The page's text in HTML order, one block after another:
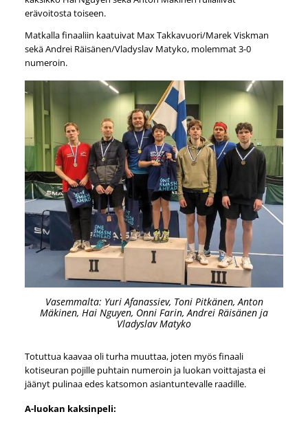
erävoitosta toiseen.
Matkalla finaaliin kaatuivat Max Takkavuori/Marek Viskman
sekä Andrei Räisänen/Vladyslav Matyko, molemmat 3-0
numeroin.
Vasemmalta: Yuri Afanassiev, Toni Pitkänen, Anton
Mäkinen, Hai Nguyen, Onni Farin, Andrei Räisänen ja
Vladyslav Matyko
Totuttua kaavaa oli turha muuttaa, joten myös finaali
kotiseuran pojille puhtain numeroin ja luokan voittajasta ei
jäänyt pulinaa edes katsomon asiantuntevalle raadille.
A-luokan kaksinpeli: